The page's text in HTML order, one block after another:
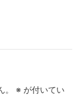
※ が付いてい